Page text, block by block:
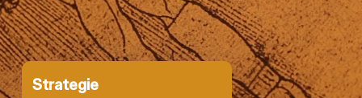
Strategie